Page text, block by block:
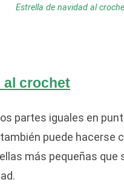
Estrella de navidad al
al crochet
partes iguales en
puede hacerse
más pequeñas que